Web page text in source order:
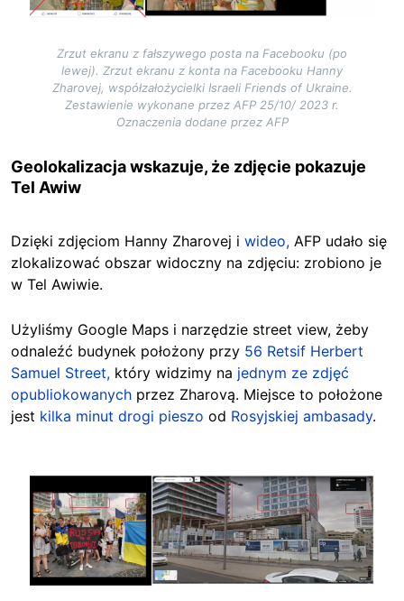
Zrzut ekranu z fałszywego posta na Facebooku (po
lewej). Zrzut ekranu z konta na Facebooku Hanny
Zharovej, współzałożycielki Israeli Friends of Ukraine.
Zestawienie wykonane przez AFP 25/10/ 2023 r.
Oznaczenia dodane przez AFP
Geolokalizacja wskazuje, że zdjęcie pokazuje
Tel Awiw
Dzięki zdjęciom Hanny Zharovej i wideo, AFP udało się
zlokalizować obszar widoczny na zdjęciu: zrobiono je
w Tel Awiwie.
Użyliśmy Google Maps i narzędzie street view, żeby
odnaleźć budynek położony przy 56 Retsif Herbert
Samuel Street, który widzimy na jednym ze zdjęć
opubliokowanych przez Zharovą. Miejsce to położone
jest kilka minut drogi pieszo od Rosyjskiej ambasady.